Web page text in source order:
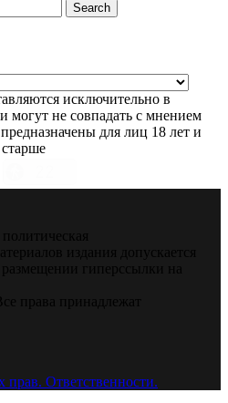
Search
исключительно в
могут не совпадать с мнением
для лиц 18 лет и
старше
издания допускается
гиперссылки на
права принадлежат
прав. Ответственности.